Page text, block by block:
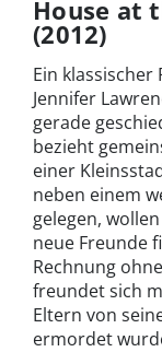
House at
(2012)
Ein klassischer
Jennifer
gerade
bezieht
einer
neben einem
gelegen,
neue Freunde
Rechnung
freundet sich
Eltern von
ermordet